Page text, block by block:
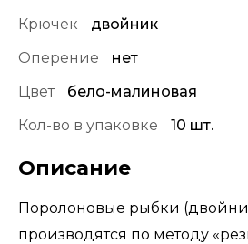
Крючек
двойник
Оперение
нет
Цвет
бело-малиновая
Кол-во в упаковке
10 шт.
Описание
Поролоновые рыбки
производятся по методу